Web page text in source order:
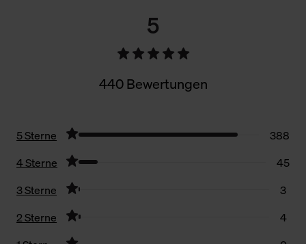
5
440 Bewertungen
5 Sterne
388
4 Sterne
45
3 Sterne
3
2 Sterne
4